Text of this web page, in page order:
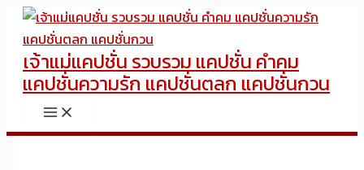
Skip
content
เจ้าแม่แคปชั่น รวบรวม แคปชั่น คำคม
แคปชั่นความรัก แคปชั่นตลก แคปชั่นกวน